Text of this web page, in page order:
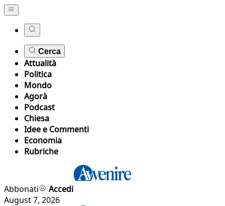
Cerca
Attualità
Politica
Mondo
Agorà
Podcast
Chiesa
Idee e Commenti
Economia
Rubriche
Abbonati
Accedi
August 7, 2026